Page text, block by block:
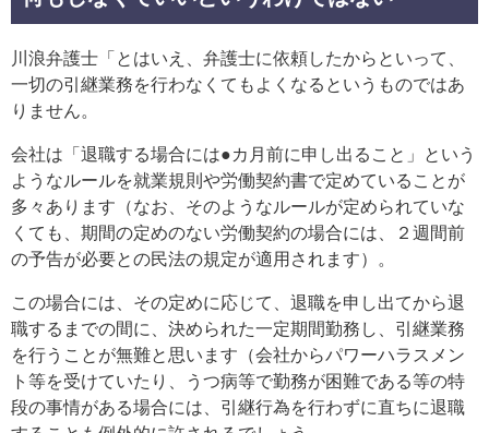
川浪弁護士「とはいえ、弁護士に依頼したからといって、
一切の引継業務を行わなくてもよくなるというものではあ
りません。
会社は「退職する場合には●カ月前に申し出ること」という
ようなルールを就業規則や労働契約書で定めていることが
多々あります（なお、そのようなルールが定められていな
くても、期間の定めのない労働契約の場合には、２週間前
の予告が必要との民法の規定が適用されます）。
この場合には、その定めに応じて、退職を申し出てから退
職するまでの間に、決められた一定期間勤務し、引継業務
を行うことが無難と思います（会社からパワーハラスメン
ト等を受けていたり、うつ病等で勤務が困難である等の特
段の事情がある場合には、引継行為を行わずに直ちに退職